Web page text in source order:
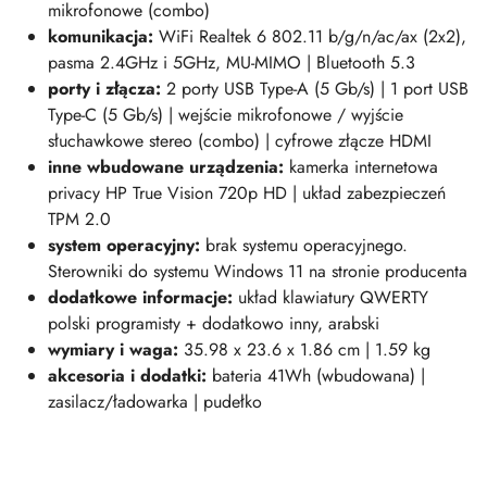
mikrofonowe (combo)
komunikacja: WiFi Realtek 6 802.11 b/g/n/ac/ax (2x2),
pasma 2.4GHz i 5GHz, MU-MIMO | Bluetooth 5.3
porty i złącza: 2 porty USB Type-A (5 Gb/s) | 1 port USB
Type-C (5 Gb/s) | wejście mikrofonowe / wyjście
słuchawkowe stereo (combo) | cyfrowe złącze HDMI
inne wbudowane urządzenia: kamerka internetowa
privacy HP True Vision 720p HD | układ zabezpieczeń
TPM 2.0
system operacyjny: brak systemu operacyjnego.
Sterowniki do systemu Windows 11 na stronie producenta
dodatkowe informacje: układ klawiatury QWERTY
polski programisty + dodatkowo inny, arabski
wymiary i waga: 35.98 x 23.6 x 1.86 cm | 1.59 kg
akcesoria i dodatki: bateria 41Wh (wbudowana) |
zasilacz/ładowarka | pudełko